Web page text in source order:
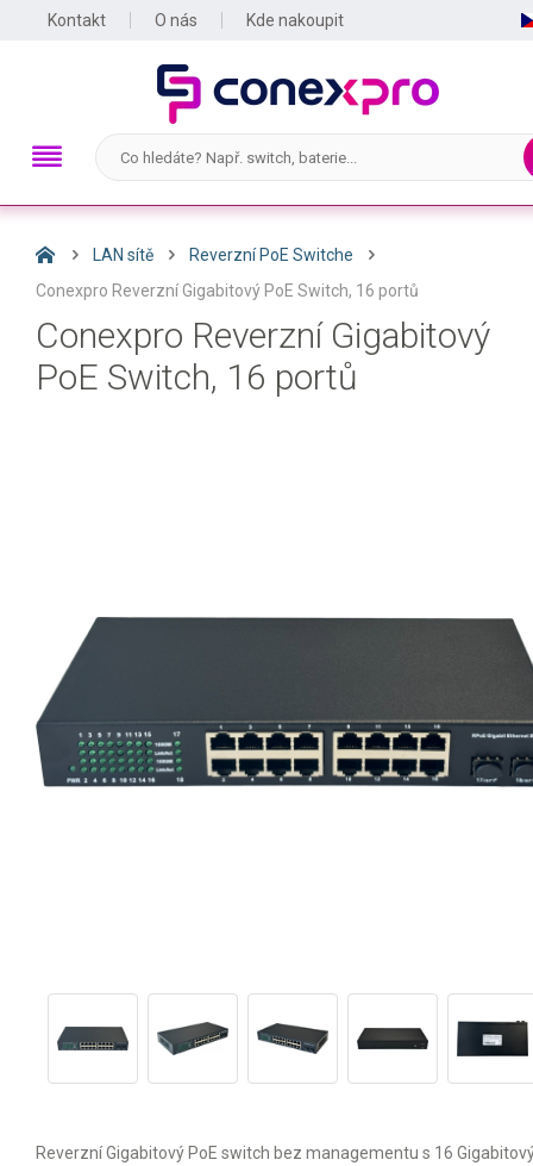
Kontakt O nás Kde nakoupit
LAN sítě
Reverzní PoE Switche
Conexpro Reverzní Gigabitový PoE Switch, 16 portů
Conexpro Reverzní Gigabitový
PoE Switch, 16 portů
Reverzní Gigabitový PoE switch bez managementu s 16